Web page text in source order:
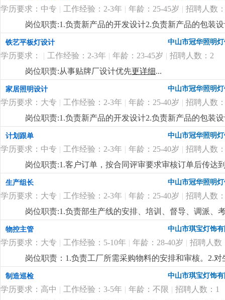
学历要求：中专 | 工作经验：2-3年 | 年龄：25-45岁 | 招聘人数
岗位职责:1.负责新产品的开发设计2.负责新产品的包装
制定新产品的工艺流程岗位要求:1.中专以上学历，产品
功底3.有二年灯饰行业灯饰产品设计工作经验4.有欧、
铁艺平板灯设计 中山市冠华照明
学历要求： | 工作经验：2-3年 | 年龄：23-45岁 | 招聘人数：2
岗位职责:从事贴牌厂设计优先更详细...
家居照明设计 中山市冠华照明
学历要求：大专 | 工作经验：2-3年 | 年龄：25-40岁 | 招聘人数
岗位职责:1.负责新产品的开发设计2.负责新产品的包装
制定新产品的工艺流程岗位要求:1.大专以上学历，产品
功底3.有二年灯饰行业灯饰产品设计工作经验4.有欧、
计划跟单 中山市冠华照明
学历要求：中专 | 工作经验：2-3年 | 年龄：25-40岁 | 招聘人数
岗位职责:1.客户订单，按合同评审要求审核订单后传达
2.根据生产部反馈信息掌握生产进度及欠料、品质问题
安排生产，跟踪样品进度及客户确认结果。安排送样、
知相关部门5.客户资信、客户订单、文件分发的整理和
记、初步处理、信息传递及处理结果跟踪7.经常与客户
wod等办公软件；。自制成品输入、输出月结及成品电
顾客满意度测量程序对客户满意度进行调查及汇总分析
守则外，心须遵守公司制定的工作守则，有违反守则的
优先考虑2.有较好的沟通表达能力及服务意识，具有两
责任心，办事严谨4.熟练电脑操作及office办公软件，具
以及语言表达能力
生产组长 中山市冠华照明
学历要求：大专 | 工作经验：2-3年 | 年龄：25-40岁 | 招聘人数
岗位职责:1.负责部生产线的安排、培训、督导、调派、
掌握属员之心态与动向，及时反映属员之情况，并研拟
融入公司文化、热爱公司、热爱本行业、为公司创造效
生产任务、生产顺序及完成期限，产前说明并严格执行
况，调控好生产序次与进度，带领团队按时、保质、保
施且督导实施，确定指标产量并贯彻达成 4.负责安排人
中之自我品质控制及物料损耗有效管制之督导 6.负责品
执行，上报处理异常 8.负责安排人员执行不良品、不合
物控主管 中山市琪宝灯饰
学历要求：大专 | 工作经验：5-10年 | 年龄：28-40岁 | 招聘人数
岗位职责：1.负责工厂所需采购物料的安排和审核。2.
了解。4.负责采购员、计划员和车辆的管理。5.监督车
历，电脑精通；2.5年以上非标工程灯饰企业计划管理
控制能力，有较强的管理、组织、协调、沟通能力；4.
制造巡检 中山市琪宝灯饰
学历要求：高中 | 工作经验：3-5年 | 年龄：不限 | 招聘人数：1